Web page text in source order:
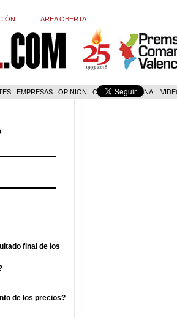
AREA OBERTA
EMPRESAS OPINION COM. VALENCIANA
final de los
de los precios?